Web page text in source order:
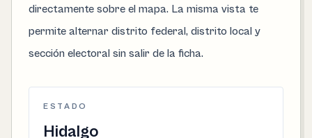
directamente sobre el mapa. La misma vista te
permite alternar distrito federal, distrito local y
sección electoral sin salir de la ficha.
ESTADO
Hidalgo